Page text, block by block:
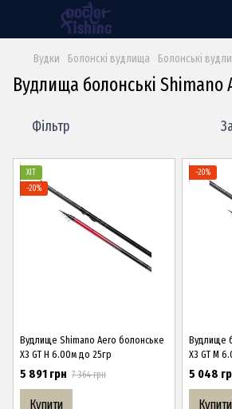
Вудки Болонскі вудлища Болонські
Вудлища болонські Shimano
Фільтр
ХІТ
−20%
Вудлище Shimano Aero болонське
X3 GT H 6.00м до 25гр
5 891 грн 7 364 грн
Купити
−20%
Вудлище
X3 GT M
5 048
Купити